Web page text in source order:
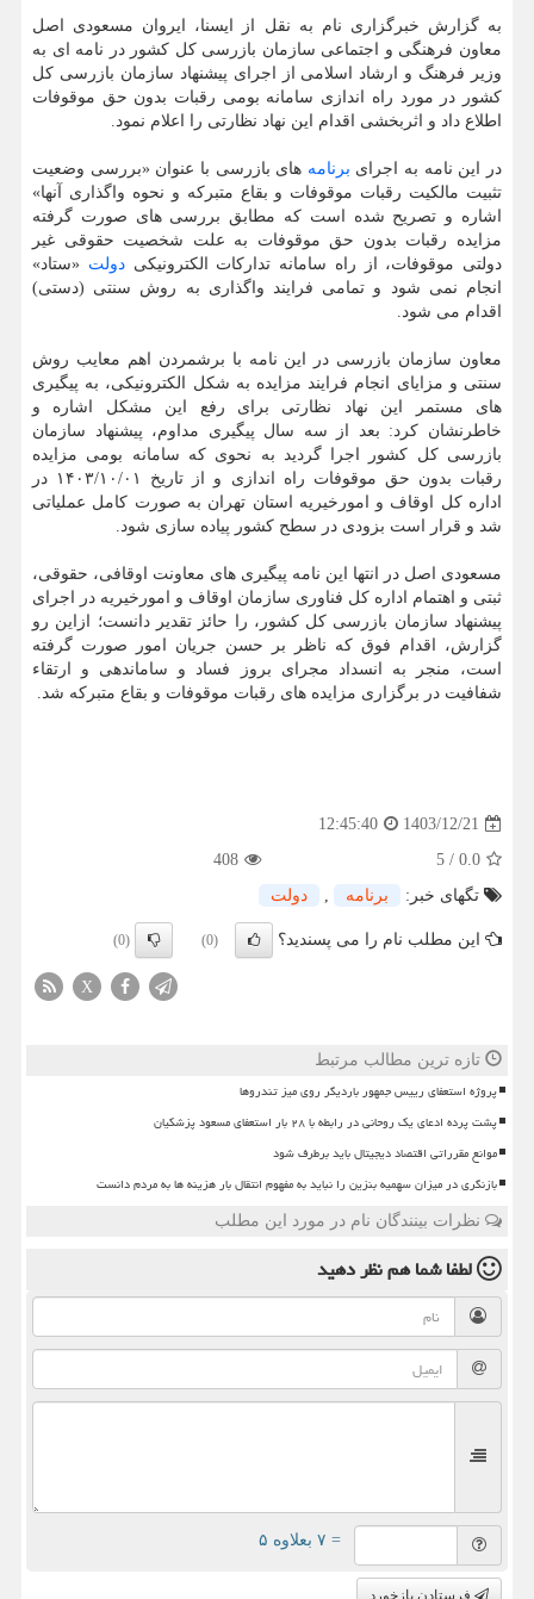
به گزارش خبرگزاری نام به نقل از ایسنا، ایروان مسعودی اصل
معاون فرهنگی و اجتماعی سازمان بازرسی کل کشور در نامه ای به
وزیر فرهنگ و ارشاد اسلامی از اجرای پیشنهاد سازمان بازرسی کل
کشور در مورد راه اندازی سامانه بومی رقبات بدون حق موقوفات
اطلاع داد و اثربخشی اقدام این نهاد نظارتی را اعلام نمود.
در این نامه به اجرای برنامه های بازرسی با عنوان «بررسی وضعیت
تثبیت مالکیت رقبات موقوفات و بقاع متبرکه و نحوه واگذاری آن­ها»
اشاره و تصریح شده است که مطابق بررسی های صورت گرفته
مزایده رقبات بدون حق موقوفات به علت شخصیت حقوقی غیر
دولتی موقوفات، از راه سامانه تدارکات الکترونیکیدولت «ستاد»
انجام نمی ­شود و تمامی فرایند واگذاری به روش سنتی (دستی)
اقدام می شود.
معاون سازمان بازرسی در این نامه با برشمردن اهم معایب روش
سنتی و مزایای انجام فرایند مزایده به شکل الکترونیکی، به پیگیری
های مستمر این نهاد نظارتی برای رفع این مشکل اشاره و
خاطرنشان کرد: بعد از سه سال پیگیری مداوم، پیشنهاد سازمان
بازرسی کل کشور اجرا گردید به نحوی که سامانه بومی مزایده
رقبات بدون حق موقوفات راه ­اندازی و از تاریخ ۱۴۰۳/۱۰/۰۱ در
اداره کل اوقاف و امورخیریه استان تهران به صورت کامل عملیاتی
شد و قرار است بزودی در سطح کشور پیاده ­سازی شود.
مسعودی اصل در انتها این نامه پیگیری های معاونت اوقافی، حقوقی،
ثبتی و اهتمام اداره کل فناوری سازمان اوقاف و امورخیریه در اجرای
پیشنهاد سازمان بازرسی کل کشور، را حائز تقدیر دانست؛ ازاین رو
گزارش، اقدام فوق که ناظر بر حسن جریان امور صورت گرفته
است، منجر به انسداد مجرای بروز فساد و ساماندهی و ارتقاء
شفافیت در برگزاری مزایده های رقبات موقوفات و بقاع متبرکه شد.
1403/12/21
12:45:40
0.0
/
5
408
تگهای خبر:
برنامه , دولت
این مطلب نام را می پسندید؟ (0)
(0)
X
تازه ترین مطالب مرتبط
پروژه استعفای رییس جمهور باردیگر روی میز تندروها
پشت پرده ادعای یک روحانی در رابطه با ۲۸ بار استعفای مسعود پزشکیان
موانع مقرراتی اقتصاد دیجیتال باید برطرف شود
بازنگری در میزان سهمیه بنزین را نباید به مفهوم انتقال بار هزینه ها به مردم دانست
نظرات بینندگان نام در مورد این مطلب
لطفا شما همنظر دهید
= ۷ بعلاوه ۵